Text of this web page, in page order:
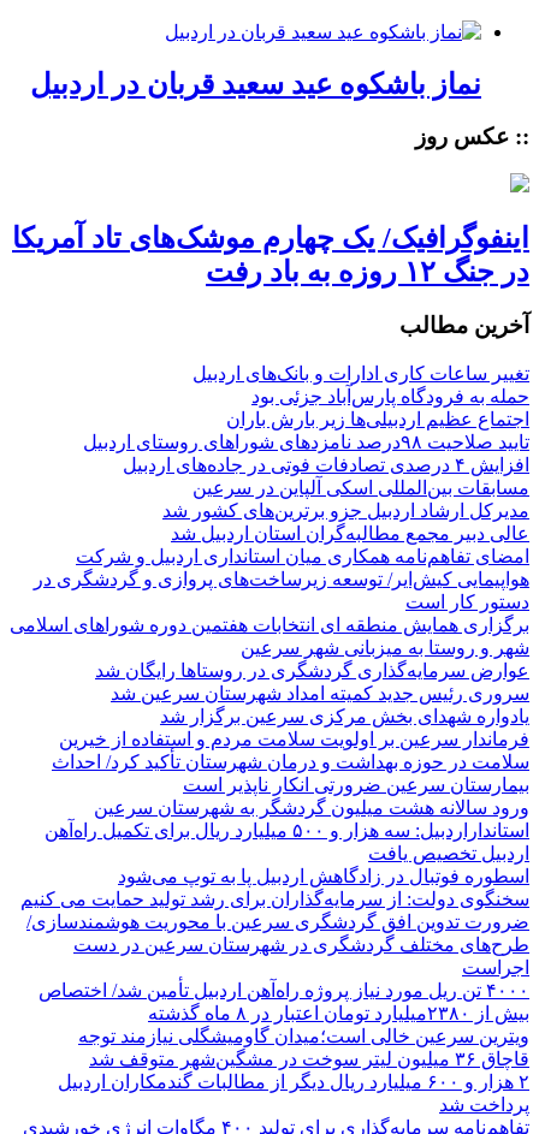
نماز باشکوه عید سعید قربان در اردبیل
:: عکس روز
اینفوگرافیک/ یک چهارم موشک‌های تاد آمریکا
در جنگ ۱۲ روزه به باد رفت
آخرین مطالب
تغییر ساعات کاری ادارات و بانک‌های اردبیل
حمله به فرودگاه پارس‌‌آباد جزئی بود
اجتماع عظیم اردبیلی‌ها زیر بارش باران
تایید صلاحیت ۹۸درصد نامزدهای شوراهای روستای اردبیل
افزایش ۴ درصدی تصادفات فوتی در جاده‌های اردبیل
مسابقات بین‌المللی اسکی آلپاین در سرعین
مدیرکل ارشاد اردبیل جزو برترین‌های کشور شد
عالی دبیر مجمع مطالبه‌گران استان اردبیل شد
امضای تفاهم‌نامه همکاری میان استانداری اردبیل و شرکت
هواپیمایی کیش‌ایر/ توسعه زیرساخت‌های پروازی و گردشگری در
دستور کار است
برگزاری همایش منطقه ای انتخابات هفتمین دوره شوراهای اسلامی
شهر و روستا به میزبانی شهر سرعین
عوارض سرمایه‌گذاری گردشگری در روستاها رایگان شد
سروری رئیس جدید کمیته امداد شهرستان سرعین شد
یادواره شهدای بخش مرکزی سرعین برگزار شد
فرماندار سرعین بر اولویت سلامت مردم و استفاده از خیرین
سلامت در حوزه بهداشت و درمان شهرستان تأکید کرد/ احداث
بیمارستان سرعین ضرورتی انکار ناپذیر است
ورود سالانه هشت میلیون گردشگر به شهرستان سرعین
استانداراردبیل: سه هزار و ۵۰۰ میلیارد ریال برای تکمیل راه‌آهن
اردبیل تخصیص یافت
اسطوره فوتبال در زادگاهش اردبیل پا به توپ می‌شود
سخنگوی دولت: از سرمایه‌گذاران برای رشد تولید حمایت می کنیم
ضرورت تدوین افق گردشگری سرعین با محوریت هوشمندسازی/
طرح‌های مختلف گردشگری در شهرستان سرعین در دست
اجراست
۴۰۰۰ تن ریل مورد نیاز پروژه راه‌آهن اردبیل تأمین شد/ اختصاص
بیش از ۲۳۸۰میلیارد تومان اعتبار در ۸ ماه گذشته
ویترین سرعین خالی است؛میدان گاومیشگلی نیازمند توجه
قاچاق ۳۶ میلیون لیتر سوخت در مشگین‌شهر متوقف شد
۲ هزار و ۶۰۰‌ میلیارد ریال دیگر از مطالبات گندمکاران اردبیل
پرداخت شد
تفاهم‌نامه سرمایه‌گذاری برای تولید ۴۰۰ مگاوات انرژی خورشیدی